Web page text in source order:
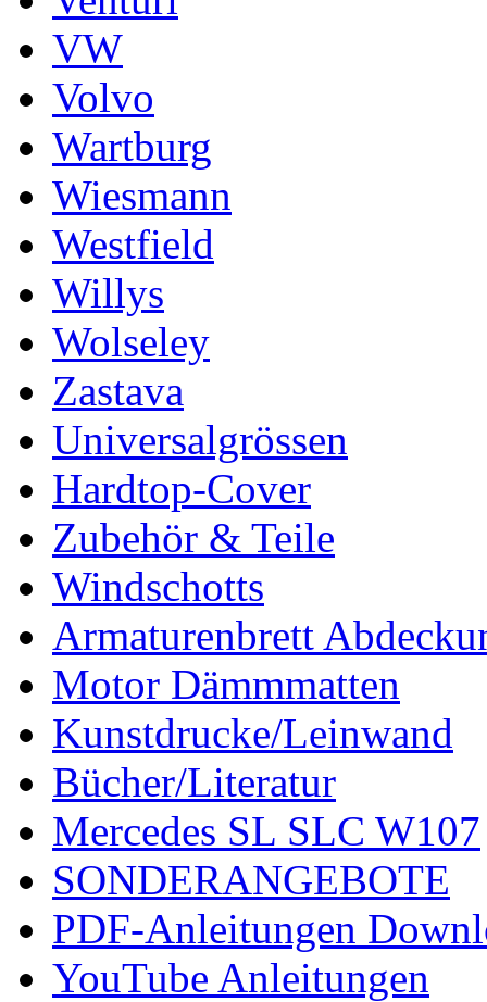
VW
Volvo
Wartburg
Wiesmann
Westfield
Willys
Wolseley
Zastava
Universalgrössen
Hardtop-Cover
Zubehör & Teile
Windschotts
Armaturenbrett
Motor Dämmmatten
Kunstdrucke/Leinwand
Bücher/Literatur
Mercedes SL SLC W107
SONDERANGEBOTE
PDF-Anleitungen
YouTube Anleitungen